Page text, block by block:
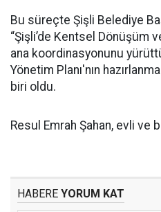
Bu süreçte Şişli Belediye
“Şişli’de Kentsel Dönüşüm
ana koordinasyonunu
Yönetim Planı'nın
biri oldu.
Resul Emrah Şahan, evli ve
HABERE YORUM KAT